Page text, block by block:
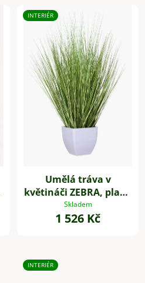
INTERIÉR
Umělá tráva v
květináči ZEBRA, plast,
výška 80 cm, zelená
Skladem
1 526 Kč
INTERIÉR